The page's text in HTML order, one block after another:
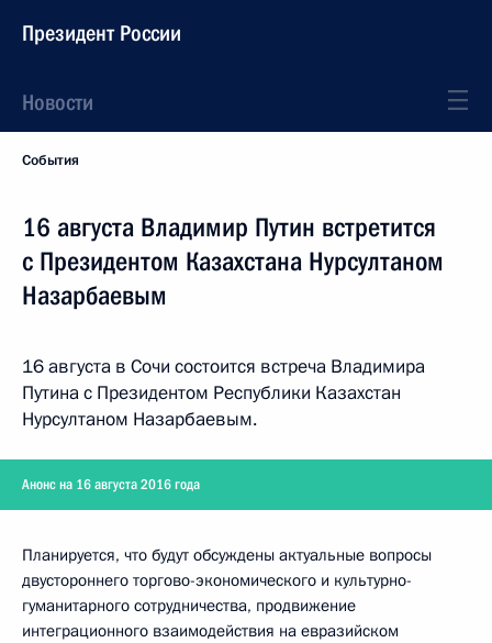
Президент России
Новости
События
16 августа Владимир Путин встретится
с Президентом Казахстана Нурсултаном
Назарбаевым
16 августа в Сочи состоится встреча Владимира
Путина с Президентом Республики Казахстан
Нурсултаном Назарбаевым.
Анонс на 16 августа 2016 года
Планируется, что будут обсуждены актуальные вопросы
двустороннего торгово-экономического и культурно-
гуманитарного сотрудничества, продвижение
интеграционного взаимодействия на евразийском